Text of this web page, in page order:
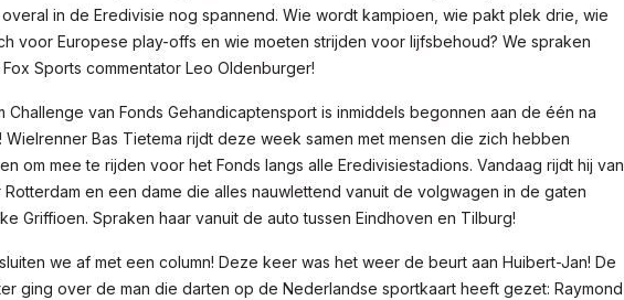
in de Eredivisie nog spannend. Wie wordt kampioen, wie pakt plek drie, wie
voor Europese play-offs en wie moeten strijden voor lijfsbehoud? We spraken
Sports commentator Leo Oldenburger!
Challenge van Fonds Gehandicaptensport is inmiddels begonnen aan de één na
Wielrenner Bas Tietema rijdt deze week samen met mensen die zich hebben
om mee te rijden voor het Fonds langs alle Eredivisiestadions. Vandaag rijdt hij van
Rotterdam en een dame die alles nauwlettend vanuit de volgwagen in de gaten
Griffioen. Spraken haar vanuit de auto tussen Eindhoven en Tilburg!
we af met een column! Deze keer was het weer de beurt aan Huibert-Jan! De
ging over de man die darten op de Nederlandse sportkaart heeft gezet: Raymond